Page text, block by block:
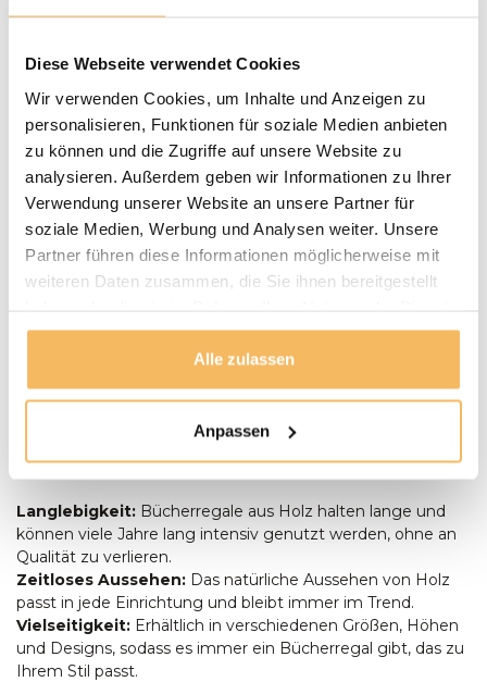
Diese Webseite verwendet Cookies
Wir verwenden Cookies, um Inhalte und Anzeigen zu
personalisieren, Funktionen für soziale Medien anbieten
zu können und die Zugriffe auf unsere Website zu
analysieren. Außerdem geben wir Informationen zu Ihrer
Verwendung unserer Website an unsere Partner für
soziale Medien, Werbung und Analysen weiter. Unsere
Partner führen diese Informationen möglicherweise mit
weiteren Daten zusammen, die Sie ihnen bereitgestellt
gesammelt haben.
Alle zulassen
Anpassen
Metall Regalhalter –
schwarz 15 x 20 cm –
pro Stück
25,00 €
Lieferzeit: 1–3
Werktage
Was sind die Vorteile von
Bücherregale aus Holz bieten verschiedene Vorteile.
Hier ist eine Liste der wichtigsten:
Langlebigkeit: Bücherregale aus Holz halten lange und
können viele Jahre lang intensiv genutzt werden, ohne an
Qualität zu verlieren.
Zeitloses Aussehen: Das natürliche Aussehen von Holz
passt in jede Einrichtung und bleibt immer im Trend.
Vielseitigkeit: Erhältlich in verschiedenen Größen, Höhen
und Designs, sodass es immer ein Bücherregal gibt, das zu
Ihrem Stil passt.